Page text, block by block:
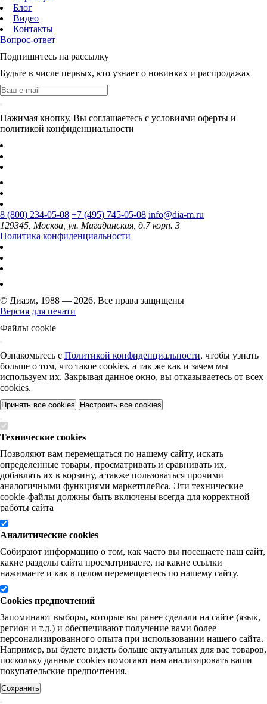
Блог
Видео
Контакты
Вопрос-ответ
Подпишитесь на рассылку
Будьте в числе первых, кто узнает о новинках и распродажах
Нажимая кнопку, Вы соглашаетесь с условиями оферты и
политикой конфиденциальности
8 (800) 234-05-08 +7 (495) 745-05-08 info@dia-m.ru
129345, Москва, ул. Магаданская, д.7 корп. 3
Политика конфиденциальности
© Диаэм, 1988 — 2026. Все права защищены
Версия для печати
Файлы cookie
Ознакомьтесь с Политикой конфиденциальности, чтобы узнать
больше о том, что такое cookies, а так же как и зачем мы
используем их. Закрывая данное окно, вы отказываетесь от всех
cookies.
Принять все cookies Настроить все cookies
Технические cookies
Позволяют вам перемещаться по нашему сайту, искать
определенные товары, просматривать и сравнивать их,
добавлять их в корзину, а также пользоваться прочими
аналогичными функциями маркетплейса. Эти технические
cookie-файлы должны быть включены всегда для корректной
работы сайта
Аналитические cookies
Собирают информацию о том, как часто вы посещаете наш сайт,
какие разделы сайта просматриваете, на какие ссылки
нажимаете и как в целом перемещаетесь по нашему сайту.
Cookies предпочтений
Запоминают выборы, которые вы ранее сделали на сайте (язык,
регион и т.д.) и обеспечивают получение вами более
персонализированного опыта при использовании нашего сайта.
Например, вы будете видеть больше актуальных для вас товаров,
поскольку данные cookies помогают нам анализировать ваши
покупательские предпочтения.
Сохранить